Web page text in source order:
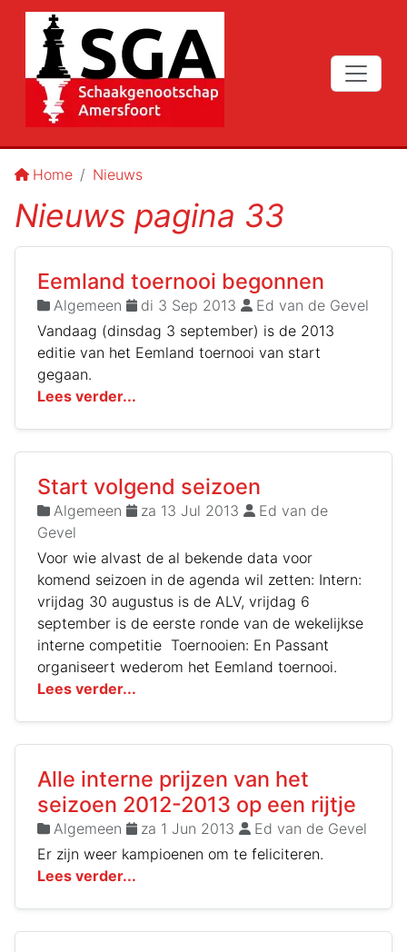
Home Nieuws
Nieuws pagina 33
Eemland toernooi begonnen
Algemeen di 3 Sep 2013
Ed van de Gevel
Vandaag (dinsdag 3 september) is de 2013
editie van het Eemland toernooi van start
gegaan.
Lees verder...
Start volgend seizoen
Algemeen za 13 Jul 2013
Ed van de
Gevel
Voor wie alvast de al bekende data voor
komend seizoen in de agenda wil zetten: Intern:
vrijdag 30 augustus is de ALV, vrijdag 6
september is de eerste ronde van de wekelijkse
interne competitie Toernooien: En Passant
organiseert wederom het Eemland toernooi.
Lees verder...
Alle interne prijzen van het
seizoen 2012-2013 op een rijtje
Algemeen za 1 Jun 2013
Ed van de Gevel
Er zijn weer kampioenen om te feliciteren.
Lees verder...